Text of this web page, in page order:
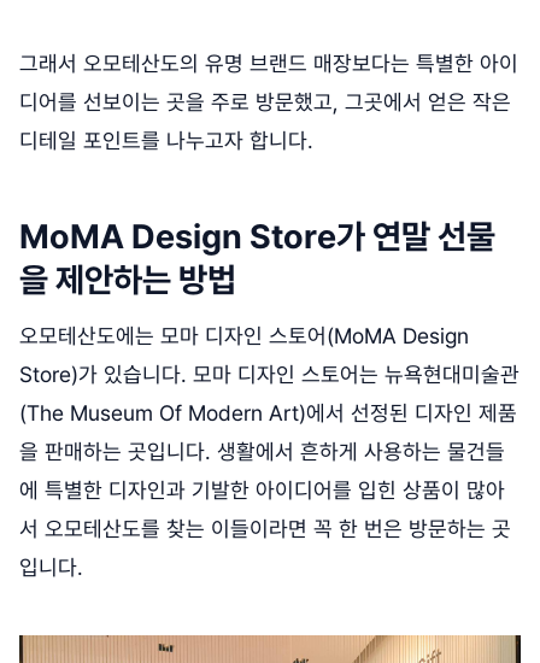
그래서 오모테산도의 유명 브랜드 매장보다는 특별한 아이
디어를 선보이는 곳을 주로 방문했고, 그곳에서 얻은 작은
디테일 포인트를 나누고자 합니다.
MoMA Design Store가 연말 선물
을 제안하는 방법
오모테산도에는 모마 디자인 스토어(MoMA Design
Store)가 있습니다. 모마 디자인 스토어는 뉴욕현대미술관
(The Museum Of Modern Art)에서 선정된 디자인 제품
을 판매하는 곳입니다. 생활에서 흔하게 사용하는 물건들
에 특별한 디자인과 기발한 아이디어를 입힌 상품이 많아
서 오모테산도를 찾는 이들이라면 꼭 한 번은 방문하는 곳
입니다.